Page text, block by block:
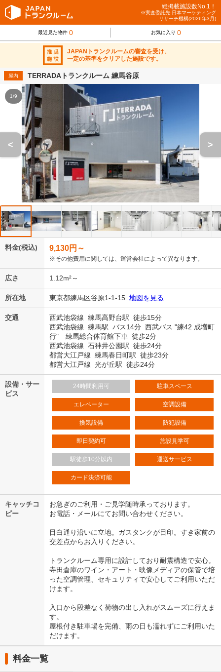
総掲載施設数No.1！
※実査委託先:日本マーケティング
リサーチ機構(2026年3月)
最近見た物件 0 お気に入り 0
JAPANトランクルームの審査を受け、
一定の基準をクリアした施設です。
屋内 TERRADAトランクルーム 練馬谷原
1/9
< >
料金(税込) 9,130円～
※その他費用に関しては、運営会社によって異なります。
広さ 1.12m²～
所在地 東京都練馬区谷原1-1-15 地図を見る
交通
西武池袋線 練馬高野台駅 徒歩15分
西武池袋線 練馬駅 バス14分 西武バス "練42 成増町
行" 練馬総合体育館下車 徒歩2分
西武池袋線 石神井公園駅 徒歩24分
都営大江戸線 練馬春日町駅 徒歩23分
都営大江戸線 光が丘駅 徒歩24分
設備・サー
ビス
24時間利用可 駐車スペース
エレベーター 空調設備
換気設備 防犯設備
即日契約可 施設見学可
駅徒歩10分以内 運送サービス
カード決済可能
キャッチコ
ピー
お急ぎのご利用・ご見学随時承っております。
お電話・メールにてお問い合わせください。
目白通り沿いに立地。ガスタンクが目印。すき家前の
交差点からお入りください。
トランクルーム専用に設計しており耐震構造で安心。
寺田倉庫のワイン・アート・映像メディアの保管で培
った空調管理、セキュリティで安心してご利用いただ
けます。
入口から段差なく荷物の出し入れがスムーズに行えま
す。
屋根付き駐車場を完備、雨の日も濡れずにご利用いた
だけます。
料金一覧